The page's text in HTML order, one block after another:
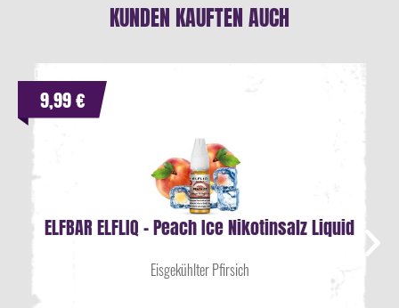
KUNDEN KAUFTEN AUCH
ELFBAR ELFLIQ - Peach Ice Nikotinsalz Liquid
Eisgekühlter Pfirsich
9,99 €